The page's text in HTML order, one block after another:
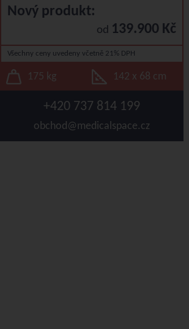
Nový produkt:
od 139.900 Kč
Všechny ceny uvedeny včetně 21% DPH
175 kg 142 x 68 cm
+420 737 814 199
obchod@medicalspace.cz